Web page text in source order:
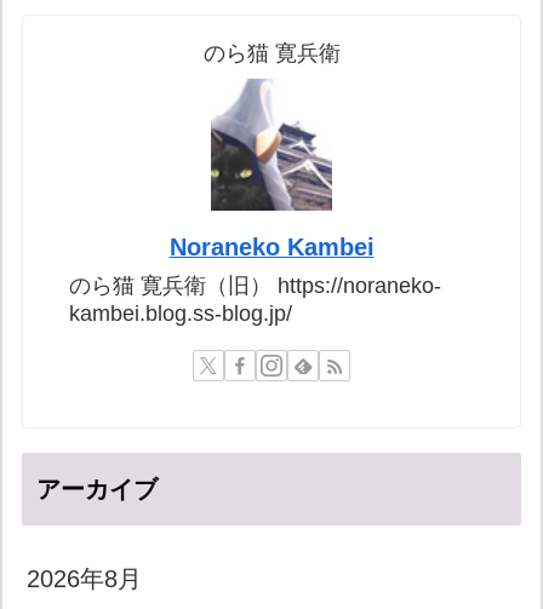
のら猫 寛兵衛
Noraneko Kambei
のら猫 寛兵衛（旧） https://noraneko-
kambei.blog.ss-blog.jp/
アーカイブ
2026年8月